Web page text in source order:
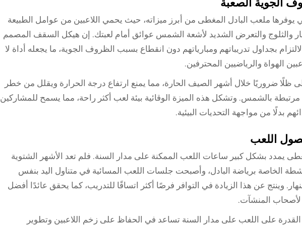
الجوية الصعبة
يوفرها ملعب البادل المغطى من أبرز ميزاته، حيث يحمي اللاعبين من عوامل الطبيعة
والثلوج والتعرض الشديد لأشعة الشمس عوائق أمام لعبتك. إن هيكل السقف المصمم
بجداول تدريباتهم ومبارياتهم دون انقطاع بسبب الظروف الجوية، ما يجعله أداة لا
الهواة والرياضيين المحترفين.
ظلًا ضروريًا خلال أشهر الصيف الحارة، مما يمنع ارتفاع درجة الحرارة ويقلل من خطر
مرتبطة بالشمس. وتشكل هذه الميزة الوقائية بيئة لعب أكثر راحة، مما يسمح للمشاركين
بدلًا من مواجهة التحديات البيئية.
اللعب
يمدد بشكل كبير ساعات اللعب الممكنة على مدار السنة. فلم تعد الأشهر الشتوية
الخاصة برياضة البادل، وأصبحت جلسات اللعب المسائية في متناول اليد بنفس
وينتج عن هذا الزيادة في التوافر فرصًا أكثر اتساقًا للتدريب، كما يحقق عائدًا أفضل
لأصحاب المنشآت.
القدرة على اللعب على مدار السنة تساعد في الحفاظ على زخم اللاعبين وتطوير